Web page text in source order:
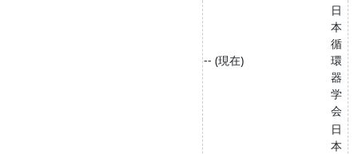
-- (現在)
日
本
循
環
器
学
会
日
本